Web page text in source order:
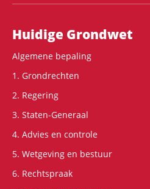
Hoofdnavigatie
Huidige Grondwet
Algemene bepaling
1. Grondrechten
2. Regering
3. Staten-Generaal
4. Advies en controle
5. Wetgeving en bestuur
6. Rechtspraak